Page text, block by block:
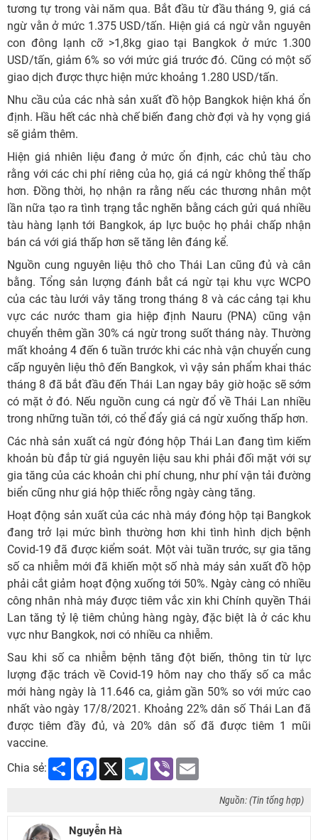
tương tự trong vài năm qua. Bắt đầu từ đầu tháng 9, giá cá
ngừ vằn ở mức 1.375 USD/tấn. Hiện giá cá ngừ vằn nguyên
con đông lạnh cỡ >1,8kg giao tại Bangkok ở mức 1.300
USD/tấn, giảm 6% so với mức giá trước đó. Cũng có một số
giao dịch được thực hiện mức khoảng 1.280 USD/tấn.
Nhu cầu của các nhà sản xuất đồ hộp Bangkok hiện khá ổn
định. Hầu hết các nhà chế biến đang chờ đợi và hy vọng giá
sẽ giảm thêm.
Hiện giá nhiên liệu đang ở mức ổn định, các chủ tàu cho
rằng với các chi phí riêng của họ, giá cá ngừ không thể thấp
hơn. Đồng thời, họ nhận ra rằng nếu các thương nhân một
lần nữa tạo ra tình trạng tắc nghẽn bằng cách gửi quá nhiều
tàu hàng lạnh tới Bangkok, áp lực buộc họ phải chấp nhận
bán cá với giá thấp hơn sẽ tăng lên đáng kể.
Nguồn cung nguyên liệu thô cho Thái Lan cũng đủ và cân
bằng. Tổng sản lượng đánh bắt cá ngừ tại khu vực WCPO
của các tàu lưới vây tăng trong tháng 8 và các cảng tại khu
vực các nước tham gia hiệp định Nauru (PNA) cũng vận
chuyển thêm gần 30% cá ngừ trong suốt tháng này. Thường
mất khoảng 4 đến 6 tuần trước khi các nhà vận chuyển cung
cấp nguyên liệu thô đến Bangkok, vì vậy sản phẩm khai thác
tháng 8 đã bắt đầu đến Thái Lan ngay bây giờ hoặc sẽ sớm
có mặt ở đó. Nếu nguồn cung cá ngừ đổ về Thái Lan nhiều
trong những tuần tới, có thể đẩy giá cá ngừ xuống thấp hơn.
Các nhà sản xuất cá ngừ đóng hộp Thái Lan đang tìm kiếm
khoản bù đắp từ giá nguyên liệu sau khi phải đối mặt với sự
gia tăng của các khoản chi phí chung, như phí vận tải đường
biển cũng như giá hộp thiếc rỗng ngày càng tăng.
Hoạt động sản xuất của các nhà máy đóng hộp tại Bangkok
đang trở lại mức bình thường hơn khi tình hình dịch bệnh
Covid-19 đã được kiểm soát. Một vài tuần trước, sự gia tăng
số ca nhiễm mới đã khiến một số nhà máy sản xuất đồ hộp
phải cắt giảm hoạt động xuống tới 50%. Ngày càng có nhiều
công nhân nhà máy được tiêm vắc xin khi Chính quyền Thái
Lan tăng tỷ lệ tiêm chủng hàng ngày, đặc biệt là ở các khu
vực như Bangkok, nơi có nhiều ca nhiễm.
Sau khi số ca nhiễm bệnh tăng đột biến, thông tin từ lực
lượng đặc trách về Covid-19 hôm nay cho thấy số ca mắc
mới hàng ngày là 11.646 ca, giảm gần 50% so với mức cao
nhất vào ngày 17/8/2021. Khoảng 22% dân số Thái Lan đã
được tiêm đầy đủ, và 20% dân số đã được tiêm 1 mũi
vaccine.
Chia sẻ:
Share Facebook
X Telegram
Viber
Nguồn: (Tin tổng hợp)
Nguyễn Hà